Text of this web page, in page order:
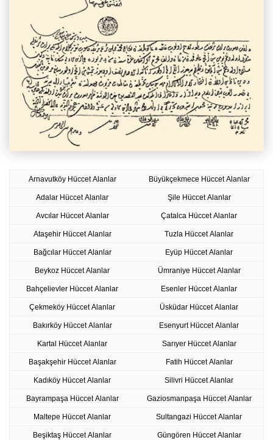
Arnavutköy Hüccet Alanlar Büyükçekmece Hüccet Alanlar
Adalar Hüccet Alanlar Şile Hüccet Alanlar
Avcılar Hüccet Alanlar Çatalca Hüccet Alanlar
Ataşehir Hüccet Alanlar Tuzla Hüccet Alanlar
Bağcılar Hüccet Alanlar Eyüp Hüccet Alanlar
Beykoz Hüccet Alanlar Ümraniye Hüccet Alanlar
Bahçelievler Hüccet Alanlar Esenler Hüccet Alanlar
Çekmeköy Hüccet Alanlar Üsküdar Hüccet Alanlar
Bakırköy Hüccet Alanlar Esenyurt Hüccet Alanlar
Kartal Hüccet Alanlar Sarıyer Hüccet Alanlar
Başakşehir Hüccet Alanlar Fatih Hüccet Alanlar
Kadıköy Hüccet Alanlar Silivri Hüccet Alanlar
Bayrampaşa Hüccet Alanlar Gaziosmanpaşa Hüccet Alanlar
Maltepe Hüccet Alanlar Sultangazi Hüccet Alanlar
Beşiktaş Hüccet Alanlar Güngören Hüccet Alanlar